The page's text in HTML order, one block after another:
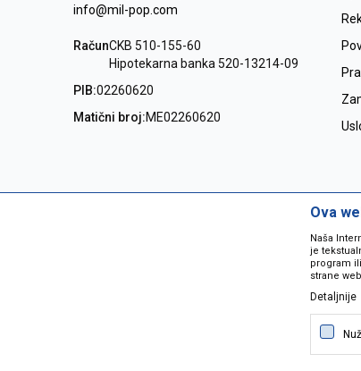
info@mil-pop.com
RačunCKB 510-155-60
Hipotekarna banka 520-13214-09
PIB:02260620
Matični broj:ME02260620
Nastojimo da budemo
grešaka. Svi artikli na sajtu
Ova
Naša
je
program
strane
Detaljnije